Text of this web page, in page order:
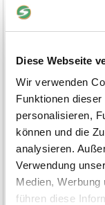
Diese Webseite
Wir verwenden
Funktionen
personalisieren,
können und die
analysieren.
Verwendung
Medien,
führen diese
12/230 Volt, 1,4 bis 11